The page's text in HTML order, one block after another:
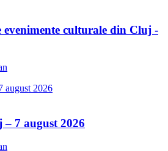
evenimente culturale din Cluj -
7 august 2026